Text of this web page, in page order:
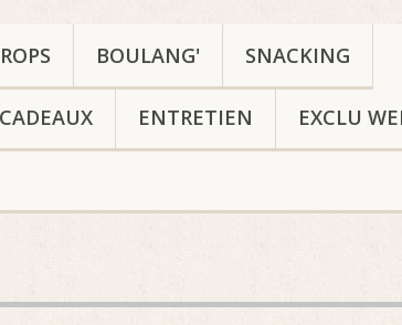
BOULANG' SNACKING
ENTRETIEN EXCLU